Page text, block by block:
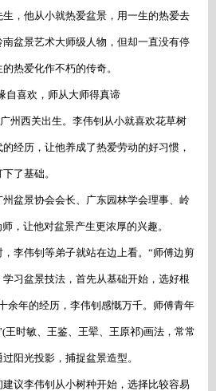
，他从小就热爱盆景，用一生的热爱去
盆景艺术大师级人物，但却一直没有停
热爱化作不朽的传奇。
自喜欢，师从大师得真谛
州西关出生。李伟钊从小就喜欢花草树
经历，让他养成了热爱劳动的好习惯，
了基础。
州盆景协会会长、广东园林学会理事、岭
，让他对盆景产生更浓厚的兴趣。
李伟钊等弟子就站在边上看。“师傅边剪
习盆景技法，首先从基础开始，选好根
余年的经历，李伟钊感慨万千。师傅青年
王时敏、王鉴、王翚、王原祁)画法，常常
阳光投影，捕捉盆景造型。
议李伟钊从小树种开始，选择比较容易